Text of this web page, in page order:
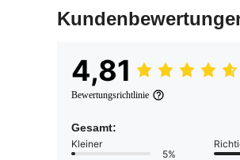
4,81
Bewertungsrichtlinie
Gesamt:
Kleiner
5%